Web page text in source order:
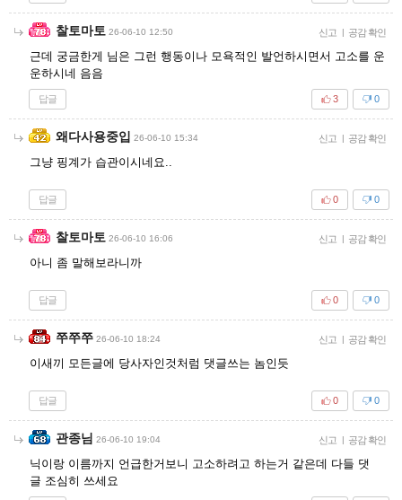
찰토마토 26-06-10 12:50 신고 | 공감 확인
근데 궁금한게 님은 그런 행동이나 모욕적인 발언하시면서 고소를 운
운하시네 음음
답글 0
3
왜다사용중입 26-06-10 15:34 신고 | 공감 확인
그냥 핑계가 습관이시네요..
답글 0
0
찰토마토 26-06-10 16:06 신고 | 공감 확인
아니 좀 말해보라니까
답글 0
0
쭈쭈쭈 26-06-10 18:24 신고 | 공감 확인
이새끼 모든글에 당사자인것처럼 댓글쓰는 놈인듯
답글 0
0
관종님 26-06-10 19:04 신고 | 공감 확인
닉이랑 이름까지 언급한거보니 고소하려고 하는거 같은데 다들 댓
글 조심히 쓰세요